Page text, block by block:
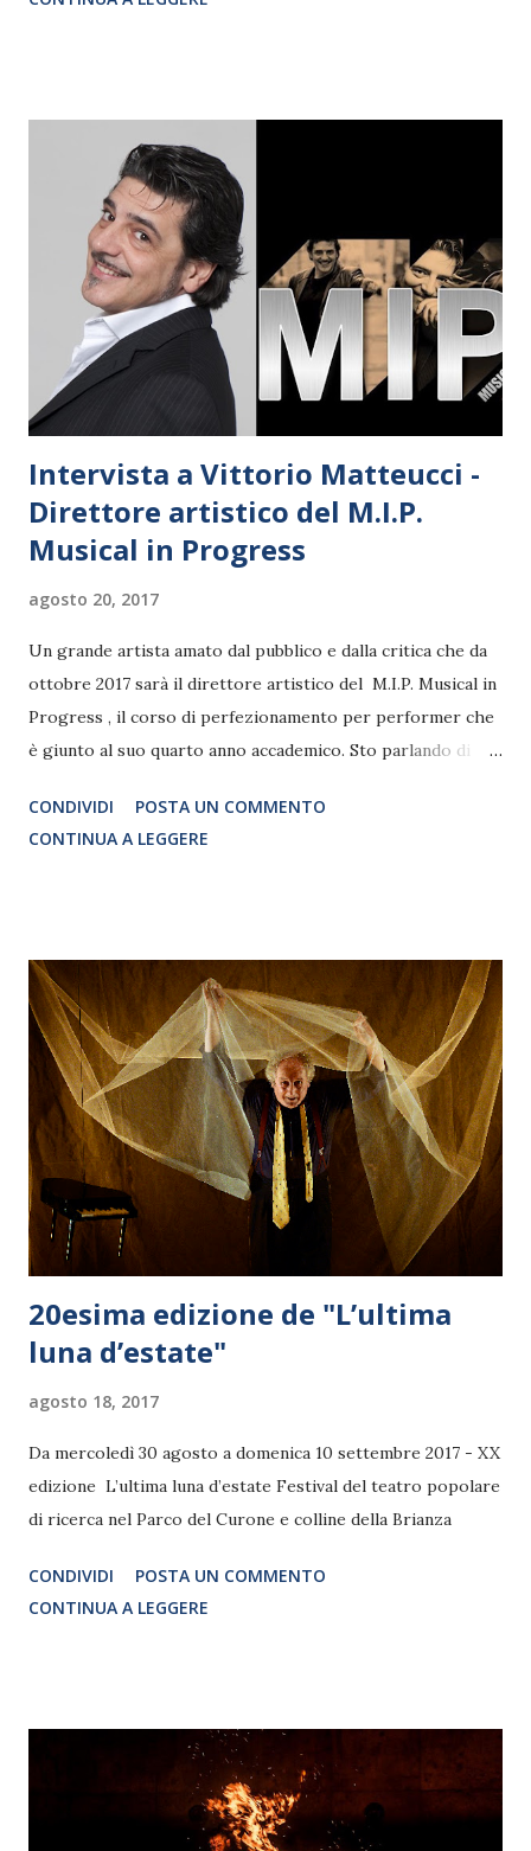
Formazione Teatro di Roma. In questo ultimo mese
di introdurvi a questa bellissima intervista alla grande
Brunella Platania , direttrice docente del corso di canto.
Intervista a Vittorio Matteucci -
Direttore artistico del M.I.P.
Musical in Progress
agosto 20, 2017
Un grande artista amato dal pubblico e dalla critica che da
ottobre 2017 sarà il direttore artistico del M.I.P. Musical in
Progress , il corso di perfezionamento per performer che
è giunto al suo quarto anno accademico. Sto parlando di
livello che propone un’offerta formativa innovativa ed in
linea con i maggiori centri di formazione internazionali.
CONDIVIDI
POSTA UN COMMENTO
CONTINUA A LEGGERE
20esima edizione de "L’ultima
luna d’estate"
agosto 18, 2017
Da mercoledì 30 agosto a domenica 10 settembre 2017 - XX
edizione L’ultima luna d’estate Festival del teatro popolare
di ricerca nel Parco del Curone e colline della Brianza
CONDIVIDI
POSTA UN COMMENTO
CONTINUA A LEGGERE